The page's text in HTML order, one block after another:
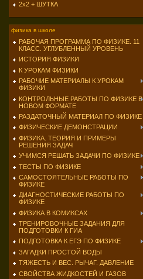
2х2 + ШУТКА
физика в школе
РАБОЧАЯ ПРОГРАММА ПО ФИЗИКЕ. 11
КЛАСС. УГЛУБЛЕННЫЙ УРОВЕНЬ
ИСТОРИЯ ФИЗИКИ
К УРОКАМ ФИЗИКИ
РАБОЧИЕ МАТЕРИАЛЫ К УРОКАМ
ФИЗИКИ
КОНТРОЛЬНЫЕ РАБОТЫ ПО ФИЗИКЕ В
НОВОМ ФОРМАТЕ
РАЗДАТОЧНЫЙ МАТЕРИАЛ ПО ФИЗИКЕ
ФИЗИЧЕСКИЕ ДЕМОНСТРАЦИИ
ФИЗИКА. ТЕОРИЯ И ПРИМЕРЫ
РЕШЕНИЯ ЗАДАЧ
УЧИМСЯ РЕШАТЬ ЗАДАЧИ ПО ФИЗИКЕ
ТЕСТЫ ПО ФИЗИКЕ
САМОСТОЯТЕЛЬНЫЕ РАБОТЫ ПО
ФИЗИКЕ
ДИАГНОСТИЧЕСКИЕ РАБОТЫ ПО
ФИЗИКЕ
ФИЗИКА В КОМИКСАХ
ТРЕНИРОВОЧНЫЕ ЗАДАНИЯ ДЛЯ
ПОДГОТОВКИ К ГИА
ПОДГОТОВКА К ЕГЭ ПО ФИЗИКЕ
ЗАГАДКИ ПРОСТОЙ ВОДЫ
ТЯЖЕСТЬ И ВЕС. РЫЧАГ. ДАВЛЕНИЕ
СВОЙСТВА ЖИДКОСТЕЙ И ГАЗОВ